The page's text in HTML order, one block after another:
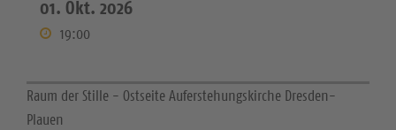
01. Okt. 2026
19:00
Raum der Stille - Ostseite Auferstehungskirche Dresden-
Plauen